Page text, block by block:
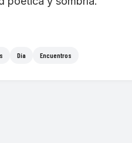
Día Encuentros